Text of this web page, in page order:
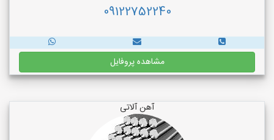
09122752240
مشاهده پروفایل
آهن آلاتی